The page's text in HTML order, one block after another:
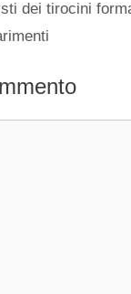
dei tirocini